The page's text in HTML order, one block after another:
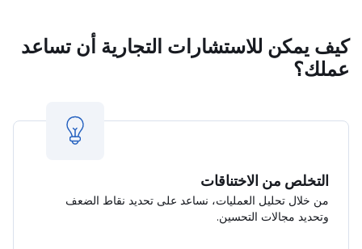
كيف يمكن للاستشارات التجارية أن تساعد
عملك؟
التخلص من الاختناقات
من خلال تحليل العمليات، نساعد على تحديد نقاط الضعف
وتحديد مجالات التحسين.